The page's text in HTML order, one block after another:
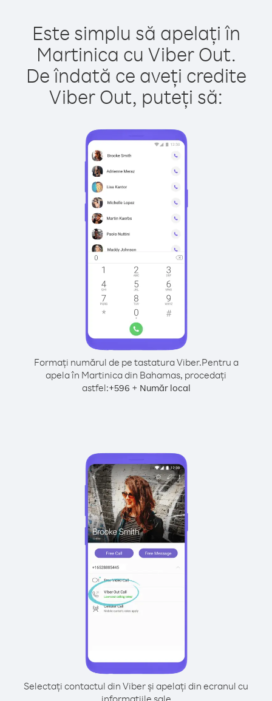
Este simplu să apelați în
Martinica cu Viber Out.
De îndată ce aveți credite
Viber Out, puteți să:
Formați numărul de pe tastatura Viber.Pentru a
apela în Martinica din Bahamas, procedați
astfel:+596 + Număr local
Selectați contactul din Viber și apelați din ecranul cu
informațiile sale